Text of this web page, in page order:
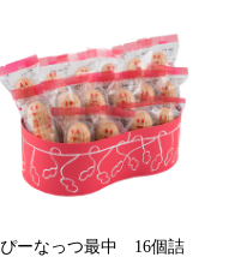
ぴーなっつ最中 16個詰